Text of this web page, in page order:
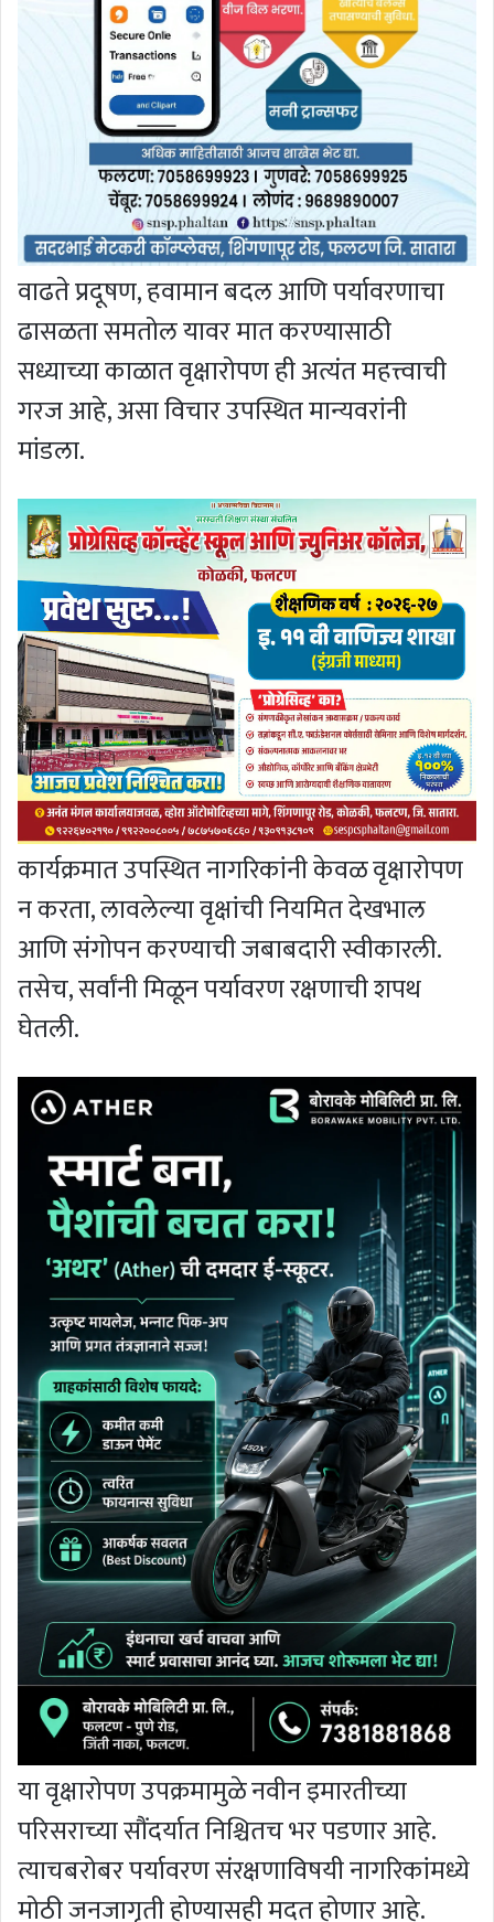
वाढते प्रदूषण, हवामान बदल आणि पर्यावरणाचा
ढासळता समतोल यावर मात करण्यासाठी
सध्याच्या काळात वृक्षारोपण ही अत्यंत महत्त्वाची
गरज आहे, असा विचार उपस्थित मान्यवरांनी
मांडला.
कार्यक्रमात उपस्थित नागरिकांनी केवळ वृक्षारोपण
न करता, लावलेल्या वृक्षांची नियमित देखभाल
आणि संगोपन करण्याची जबाबदारी स्वीकारली.
तसेच, सर्वांनी मिळून पर्यावरण रक्षणाची शपथ
घेतली.
या वृक्षारोपण उपक्रमामुळे नवीन इमारतीच्या
परिसराच्या सौंदर्यात निश्चितच भर पडणार आहे.
त्याचबरोबर पर्यावरण संरक्षणाविषयी नागरिकांमध्ये
मोठी जनजागृती होण्यासही मदत होणार आहे.